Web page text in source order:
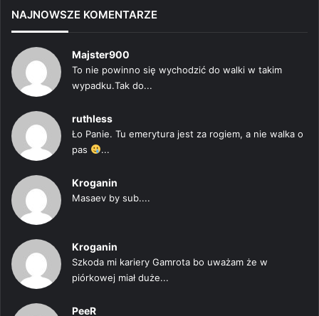
NAJNOWSZE KOMENTARZE
Majster900
To nie powinno się wychodzić do walki w takim
wypadku.Tak do...
ruthless
Ło Panie. Tu emerytura jest za rogiem, a nie walka o
pas
...
Kroganin
Masaev by sub....
Kroganin
Szkoda mi kariery Gamrota bo uważam że w
piórkowej miał duże...
PeeR